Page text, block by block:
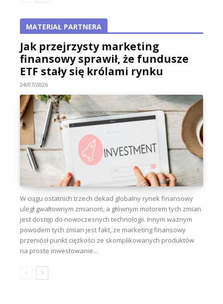
MATERIAŁ PARTNERA
Jak przejrzysty marketing
finansowy sprawił, że fundusze
ETF stały się królami rynku
24/07/2026
W ciągu ostatnich trzech dekad globalny rynek finansowy
uległ gwałtownym zmianom, a głównym motorem tych zmian
jest dostęp do nowoczesnych technologii. Innym ważnym
powodem tych zmian jest fakt, że marketing finansowy
przeniósł punkt ciężkości ze skomplikowanych produktów
na proste inwestowanie...